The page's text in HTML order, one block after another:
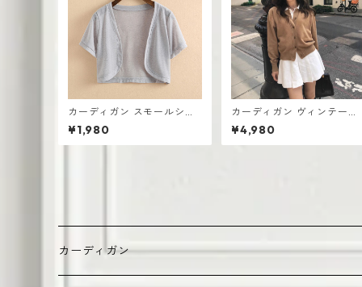
カーディガン スモールショ
ール サマーシフォン UV対策
エアコン対策 薄手 スモール
ベスト
¥1,980
カーディガン ヴィンテージ
ニット 韓国 セーター
¥4,980
カーディガン